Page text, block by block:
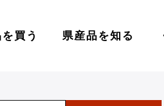
買う 県産品を知る